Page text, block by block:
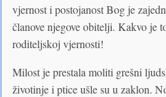
vjernost i postojanost Bog je
članove njegove obitelji. Kakvo je
roditeljskoj vjernosti!
Milost je prestala moliti grešni
životinje i ptice ušle su u zaklon.